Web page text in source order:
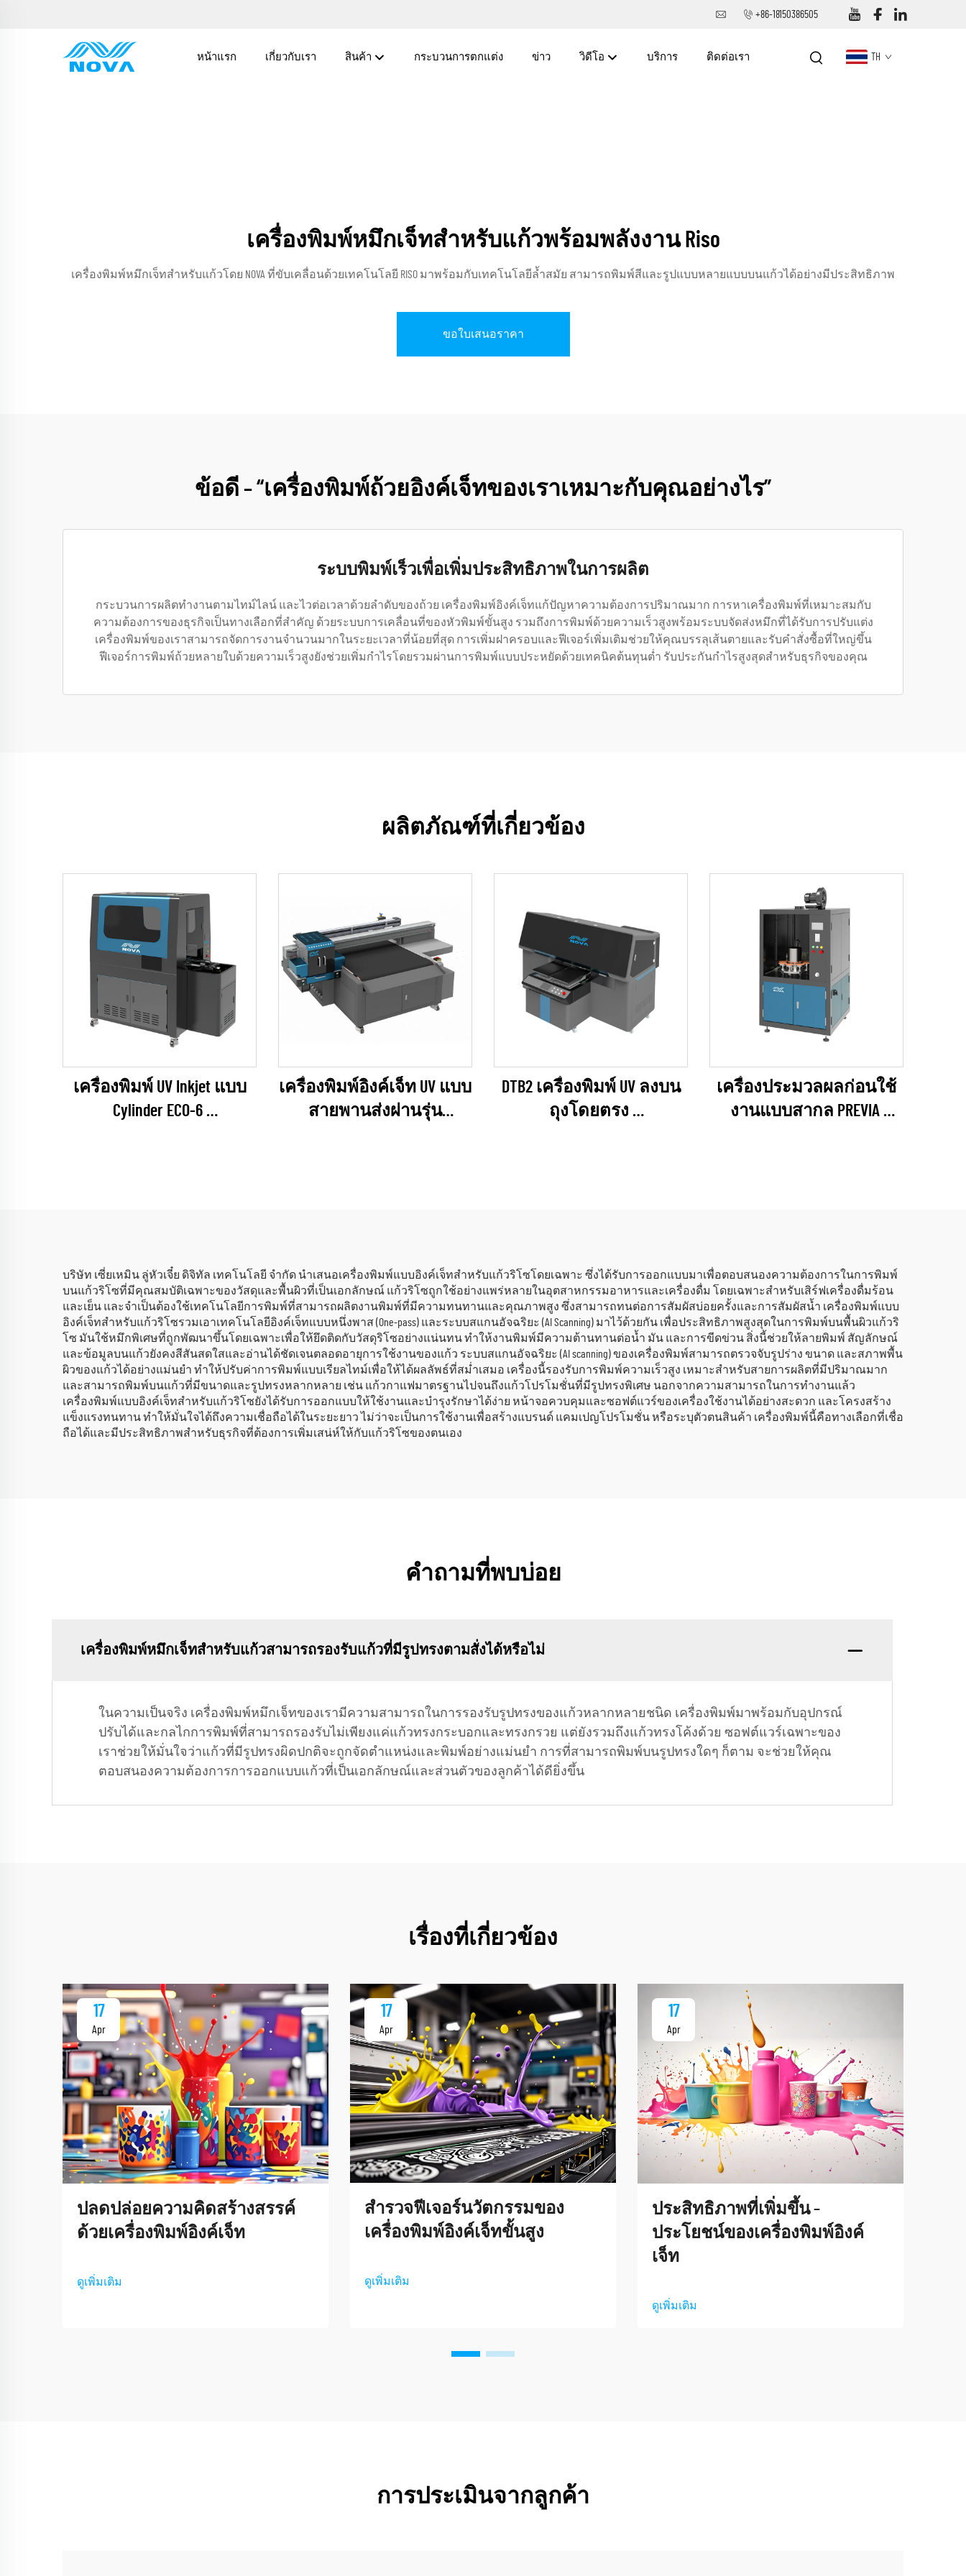
+86-18150386505
หน้าแรก เกี่ยวกับเรา สินค้า กระบวนการตกแต่ง ข่าว วิดีโอ บริการ ติดต่อเรา TH
เครื่องพิมพ์หมึกเจ็ทสำหรับแก้วพร้อมพลังงาน Riso
เครื่องพิมพ์หมึกเจ็ทสำหรับแก้วโดย NOVA ที่ขับเคลื่อนด้วยเทคโนโลยี RISO มาพร้อมกับเทคโนโลยีล้ำสมัย สามารถพิมพ์สีและรูปแบบหลายแบบบนแก้วได้อย่างมีประสิทธิภาพ
ขอใบเสนอราคา
ข้อดี – “เครื่องพิมพ์ถ้วยอิงค์เจ็ทของเราเหมาะกับคุณอย่างไร”
ระบบพิมพ์เร็วเพื่อเพิ่มประสิทธิภาพในการผลิต
กระบวนการผลิตทำงานตามไทม์ไลน์ และไวต่อเวลาด้วยลำดับของถ้วย เครื่องพิมพ์อิงค์เจ็ทแก้ปัญหาความต้องการปริมาณมาก การหาเครื่องพิมพ์ที่เหมาะสมกับ
ความต้องการของธุรกิจเป็นทางเลือกที่สำคัญ ด้วยระบบการเคลื่อนที่ของหัวพิมพ์ขั้นสูง รวมถึงการพิมพ์ด้วยความเร็วสูงพร้อมระบบจัดส่งหมึกที่ได้รับการปรับแต่ง
เครื่องพิมพ์ของเราสามารถจัดการงานจำนวนมากในระยะเวลาที่น้อยที่สุด การเพิ่มฝาครอบและฟีเจอร์เพิ่มเติมช่วยให้คุณบรรลุเส้นตายและรับคำสั่งซื้อที่ใหญ่ขึ้น
ฟีเจอร์การพิมพ์ถ้วยหลายใบด้วยความเร็วสูงยังช่วยเพิ่มกำไรโดยรวมผ่านการพิมพ์แบบประหยัดด้วยเทคนิคต้นทุนต่ำ รับประกันกำไรสูงสุดสำหรับธุรกิจของคุณ
ผลิตภัณฑ์ที่เกี่ยวข้อง
เครื่องพิมพ์ UV Inkjet แบบ
Cylinder ECO-6
เครื่องพิมพ์อิงค์เจ็ท UV แบบ
สายพานส่งผ่านรุ่น
DTB2 เครื่องพิมพ์ UV ลงบน
ถุงโดยตรง
เครื่องประมวลผลก่อนใช้
งานแบบสากล PREVIA
บริษัท เซี่ยเหมิน ลู่หัวเจี๋ย ดิจิทัล เทคโนโลยี จำกัด นำเสนอเครื่องพิมพ์แบบอิงค์เจ็ทสำหรับแก้วริโซโดยเฉพาะ ซึ่งได้รับการออกแบบมาเพื่อตอบสนองความต้องการในการพิมพ์
บนแก้วริโซที่มีคุณสมบัติเฉพาะของวัสดุและพื้นผิวที่เป็นเอกลักษณ์ แก้วริโซถูกใช้อย่างแพร่หลายในอุตสาหกรรมอาหารและเครื่องดื่ม โดยเฉพาะสำหรับเสิร์ฟเครื่องดื่มร้อน
และเย็น และจำเป็นต้องใช้เทคโนโลยีการพิมพ์ที่สามารถผลิตงานพิมพ์ที่มีความทนทานและคุณภาพสูง ซึ่งสามารถทนต่อการสัมผัสบ่อยครั้งและการสัมผัสน้ำ เครื่องพิมพ์แบบ
อิงค์เจ็ทสำหรับแก้วริโซรวมเอาเทคโนโลยีอิงค์เจ็ทแบบหนึ่งพาส (One-pass) และระบบสแกนอัจฉริยะ (AI Scanning) มาไว้ด้วยกัน เพื่อประสิทธิภาพสูงสุดในการพิมพ์บนพื้นผิวแก้วริ
โซ มันใช้หมึกพิเศษที่ถูกพัฒนาขึ้นโดยเฉพาะเพื่อให้ยึดติดกับวัสดุริโซอย่างแน่นทน ทำให้งานพิมพ์มีความต้านทานต่อน้ำ มัน และการขีดข่วน สิ่งนี้ช่วยให้ลายพิมพ์ สัญลักษณ์
และข้อมูลบนแก้วยังคงสีสันสดใสและอ่านได้ชัดเจนตลอดอายุการใช้งานของแก้ว ระบบสแกนอัจฉริยะ (AI scanning) ของเครื่องพิมพ์สามารถตรวจจับรูปร่าง ขนาด และสภาพพื้น
ผิวของแก้วได้อย่างแม่นยำ ทำให้ปรับค่าการพิมพ์แบบเรียลไทม์เพื่อให้ได้ผลลัพธ์ที่สม่ำเสมอ เครื่องนี้รองรับการพิมพ์ความเร็วสูง เหมาะสำหรับสายการผลิตที่มีปริมาณมาก
และสามารถพิมพ์บนแก้วที่มีขนาดและรูปทรงหลากหลาย เช่น แก้วกาแฟมาตรฐานไปจนถึงแก้วโปรโมชั่นที่มีรูปทรงพิเศษ นอกจากความสามารถในการทำงานแล้ว
เครื่องพิมพ์แบบอิงค์เจ็ทสำหรับแก้วริโซยังได้รับการออกแบบให้ใช้งานและบำรุงรักษาได้ง่าย หน้าจอควบคุมและซอฟต์แวร์ของเครื่องใช้งานได้อย่างสะดวก และโครงสร้าง
แข็งแรงทนทาน ทำให้มั่นใจได้ถึงความเชื่อถือได้ในระยะยาว ไม่ว่าจะเป็นการใช้งานเพื่อสร้างแบรนด์ แคมเปญโปรโมชั่น หรือระบุตัวตนสินค้า เครื่องพิมพ์นี้คือทางเลือกที่เชื่อ
ถือได้และมีประสิทธิภาพสำหรับธุรกิจที่ต้องการเพิ่มเสน่ห์ให้กับแก้วริโซของตนเอง
คำถามที่พบบ่อย
เครื่องพิมพ์หมึกเจ็ทสำหรับแก้วสามารถรองรับแก้วที่มีรูปทรงตามสั่งได้หรือไม่
ในความเป็นจริง เครื่องพิมพ์หมึกเจ็ทของเรามีความสามารถในการรองรับรูปทรงของแก้วหลากหลายชนิด เครื่องพิมพ์มาพร้อมกับอุปกรณ์
ปรับได้และกลไกการพิมพ์ที่สามารถรองรับไม่เพียงแค่แก้วทรงกระบอกและทรงกรวย แต่ยังรวมถึงแก้วทรงโค้งด้วย ซอฟต์แวร์เฉพาะของ
เราช่วยให้มั่นใจว่าแก้วที่มีรูปทรงผิดปกติจะถูกจัดตำแหน่งและพิมพ์อย่างแม่นยำ การที่สามารถพิมพ์บนรูปทรงใดๆ ก็ตาม จะช่วยให้คุณ
ตอบสนองความต้องการการออกแบบแก้วที่เป็นเอกลักษณ์และส่วนตัวของลูกค้าได้ดียิ่งขึ้น
เรื่องที่เกี่ยวข้อง
17
Apr
ปลดปล่อยความคิดสร้างสรรค์
ด้วยเครื่องพิมพ์อิงค์เจ็ท
ดูเพิ่มเติม
17
Apr
สำรวจฟีเจอร์นวัตกรรมของ
เครื่องพิมพ์อิงค์เจ็ทขั้นสูง
ดูเพิ่มเติม
17
Apr
ประสิทธิภาพที่เพิ่มขึ้น –
ประโยชน์ของเครื่องพิมพ์อิงค์
เจ็ท
ดูเพิ่มเติม
การประเมินจากลูกค้า